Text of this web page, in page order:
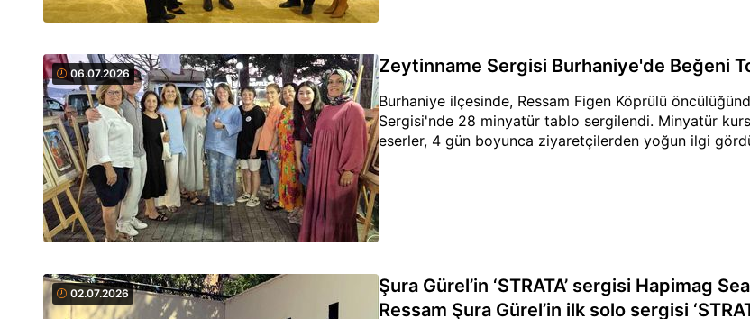
06.07.2026 Zeytinname Sergisi Burhaniye'de Beğeni
Burhaniye ilçesinde, Ressam Figen Köprülü
Sergisi'nde 28 minyatür tablo sergilendi. Minyatür
eserler, 4 gün boyunca ziyaretçilerden yoğun ilgi
02.07.2026
Şura Gürel’in ‘STRATA’ sergisi Hapimag
Ressam Şura Gürel’in ilk solo sergisi